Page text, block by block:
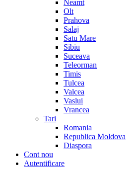
Neamt
Olt
Prahova
Salaj
Satu Mare
Sibiu
Suceava
Teleorman
Timis
Tulcea
Valcea
Vaslui
Vrancea
Tari
Romania
Republica Moldova
Diaspora
Cont nou
Autentificare